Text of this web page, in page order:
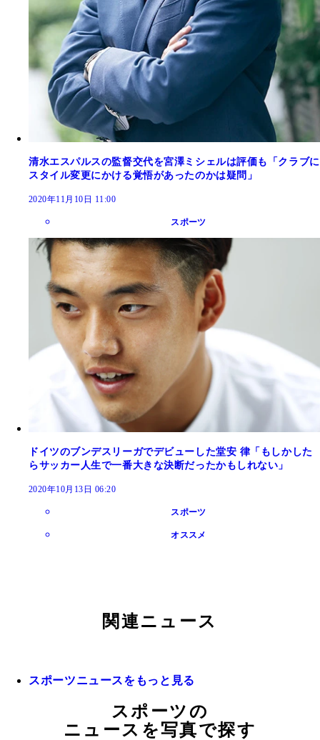
清水エスパルスの監督交代を宮澤ミシェルは評価も「クラブに
スタイル変更にかける覚悟があったのかは疑問」
2020年11月10日 11:00
スポーツ
ドイツのブンデスリーガでデビューした堂安 律「もしかした
らサッカー人生で一番大きな決断だったかもしれない」
2020年10月13日 06:20
スポーツ
オススメ
関連ニュース
スポーツニュースをもっと見る
スポーツの
ニュースを写真で探す